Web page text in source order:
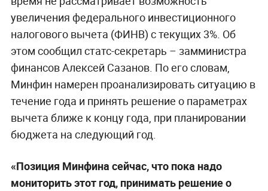
увеличения федерального инвестиционного
налогового вычета (ФИНВ) с текущих 3%. Об
этом сообщил статс-секретарь – замминистра
финансов Алексей Сазанов. По его словам,
Минфин намерен проанализировать ситуацию в
течение года и принять решение о параметрах
вычета ближе к концу года, при планировании
бюджета на следующий год.
«Позиция Минфина сейчас, что пока надо
мониторить этот год, принимать решение о